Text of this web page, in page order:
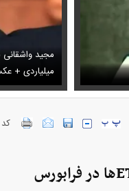
سینا حجازی با
میلیاردی +
ایران خودرو + جدول